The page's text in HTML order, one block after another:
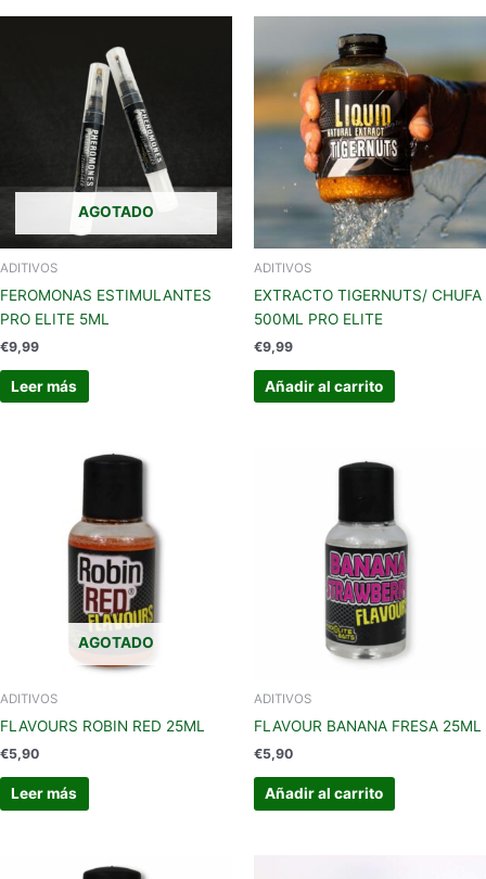
AGOTADO
ADITIVOS
FEROMONAS ESTIMULANTES
PRO ELITE 5ML
€9,99
Leer más
ADITIVOS
EXTRACTO TIGERNUTS/ CHUFA
500ML PRO ELITE
€9,99
Añadir al carrito
AGOTADO
ADITIVOS
FLAVOURS ROBIN RED 25ML
€5,90
Leer más
ADITIVOS
FLAVOUR BANANA FRESA 25ML
€5,90
Añadir al carrito